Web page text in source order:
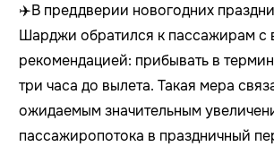
✈️В преддверии новогодних
Шарджи обратился к пассажирам с
рекомендацией: прибывать в
три часа до вылета. Такая мера
ожидаемым значительным
пассажиропотока в праздничный